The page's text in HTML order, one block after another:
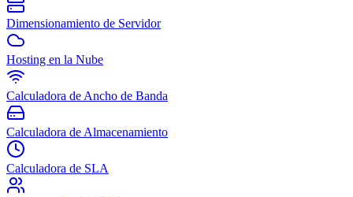
Dimensionamiento de Servidor
Hosting en la Nube
Calculadora de Ancho de Banda
Calculadora de Almacenamiento
Calculadora de SLA